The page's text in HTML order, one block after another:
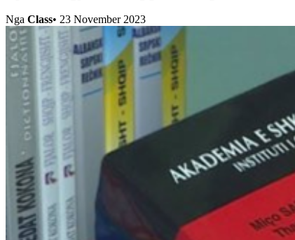
Nga Class• 23 November 2023